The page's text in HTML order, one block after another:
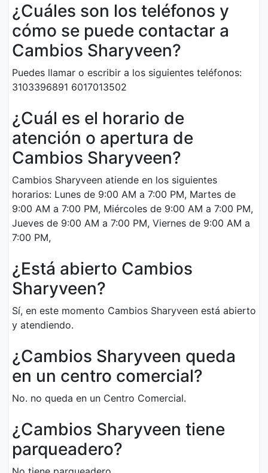
¿Cuáles son los teléfonos y
cómo se puede contactar a
Cambios Sharyveen?
Puedes llamar o escribir a los siguientes teléfonos:
3103396891 6017013502
¿Cuál es el horario de
atención o apertura de
Cambios Sharyveen?
Cambios Sharyveen atiende en los siguientes
horarios: Lunes de 9:00 AM a 7:00 PM, Martes de
9:00 AM a 7:00 PM, Miércoles de 9:00 AM a 7:00 PM,
Jueves de 9:00 AM a 7:00 PM, Viernes de 9:00 AM a
7:00 PM,
¿Está abierto Cambios
Sharyveen?
Sí, en este momento Cambios Sharyveen está abierto
y atendiendo.
¿Cambios Sharyveen queda
en un centro comercial?
No. no queda en un Centro Comercial.
¿Cambios Sharyveen tiene
parqueadero?